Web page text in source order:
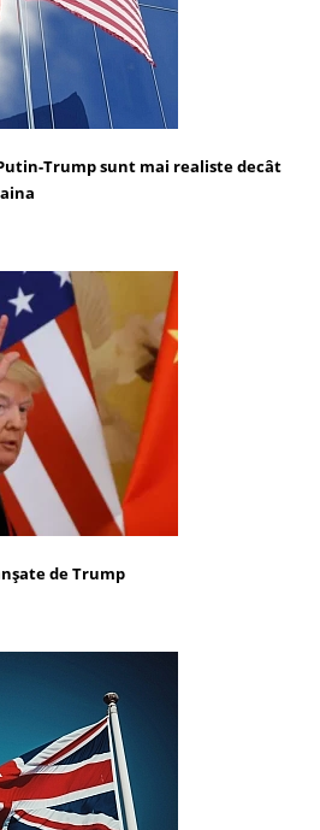
Trump sunt mai realiste decât
de Trump